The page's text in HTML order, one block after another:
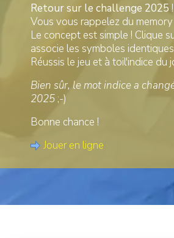
Retour sur le challenge 2025 !
Vous vous rappelez du
Le concept est simple ! Clique
associe les symboles
Réussis le jeu et à toil'indice du
Bien sûr, le mot indice a
2025 ;-)
Bonne chance !
Jouer en ligne